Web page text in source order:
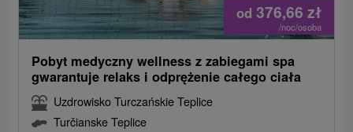
od 376,66 zł
/noc/osoba
Pobyt medyczny wellness z zabiegami spa
gwarantuje relaks i odprężenie całego ciała
Uzdrowisko Turczańskie Teplice
Turčianske Teplice